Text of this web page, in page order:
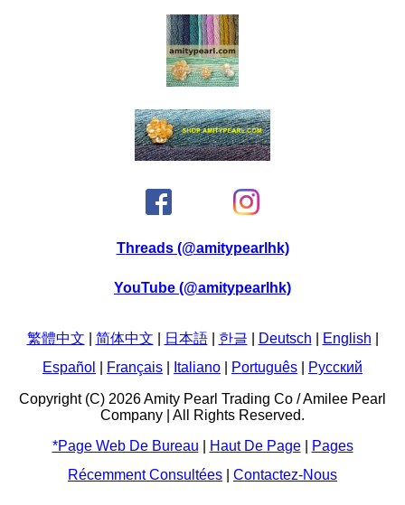
Threads (@amitypearlhk)
YouTube (@amitypearlhk)
繁體中文 简体中文 日本語| 한글 Deutsch English
Español
Français Italiano Português Pусский
Copyright (C) 2026 Amity Pearl Trading Co / Amilee Pearl
Company | All Rights Reserved.
*page Web De Bureau Haut De Page|
Pages
Récemment Consultées
Contactez-Nous